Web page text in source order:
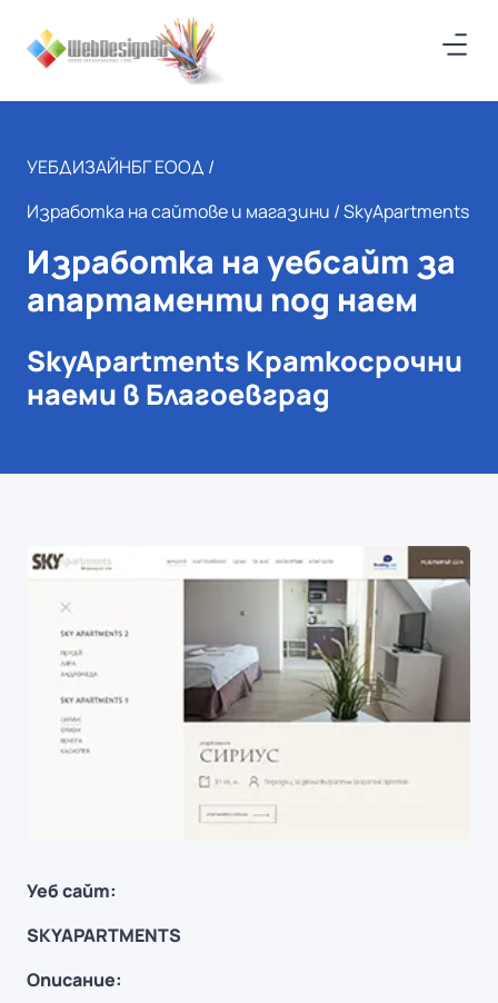
УЕБДИЗАЙНБГ ЕООД /
Изработка на сайтове и магазини / SkyApartments
Изработка на уебсайт за
апартаменти под наем
SkyApartments Краткосрочни
наеми в Благоевград
Уеб сайт:
SKYAPARTMENTS
Описание: